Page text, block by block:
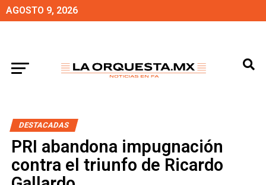
AGOSTO 9, 2026
DESTACADAS
PRI abandona impugnación
contra el triunfo de Ricardo